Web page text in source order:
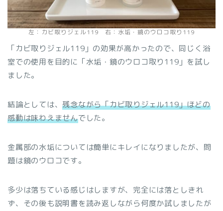
左：カビ取りジェル119 右：水垢・鏡のウロコ取り119
「カビ取りジェル119」の効果が高かったので、同じく浴
室での使用を目的に「水垢・鏡のウロコ取り119」を試し
ました。
結論としては、残念ながら「カビ取りジェル119」ほどの
感動は味わえませんでした。
金属部の水垢については簡単にキレイになりましたが、問
題は鏡のウロコです。
多少は落ちている感じはしますが、完全には落としきれ
ず、その後も説明書を読み返しながら何度か試しましたが